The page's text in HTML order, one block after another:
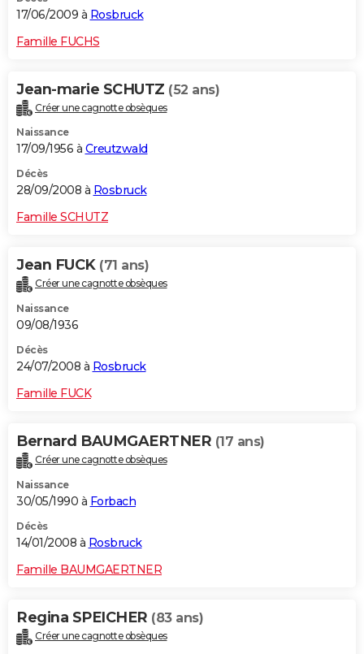
17/06/2009 à Rosbruck
Famille FUCHS
Jean-marie SCHUTZ (52 ans)
Créer une cagnotte obsèques
Naissance
17/09/1956 à Creutzwald
Décès
28/09/2008 à Rosbruck
Famille SCHUTZ
Jean FUCK (71 ans)
Créer une cagnotte obsèques
Naissance
09/08/1936
Décès
24/07/2008 à Rosbruck
Famille FUCK
Bernard BAUMGAERTNER (17 ans)
Créer une cagnotte obsèques
Naissance
30/05/1990 à Forbach
Décès
14/01/2008 à Rosbruck
Famille BAUMGAERTNER
Regina SPEICHER (83 ans)
Créer une cagnotte obsèques